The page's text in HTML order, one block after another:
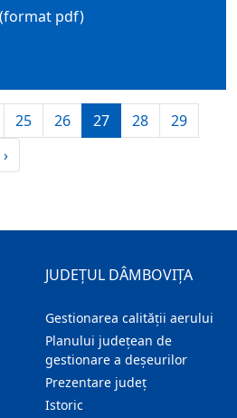
pdf)
25 26 27 28
29
›
JUDEȚUL DÂMBOVIȚA
Gestionarea calității aerului
Planului județean de
gestionare a deșeurilor
Prezentare judeţ
Istoric